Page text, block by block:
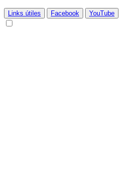
Links útiles Facebook YouTube